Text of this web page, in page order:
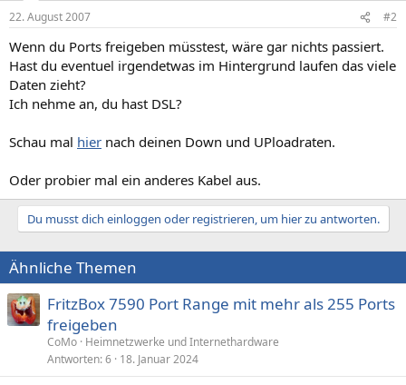
22. August 2007 #2
Wenn du Ports freigeben müsstest, wäre gar nichts passiert.
Hast du eventuel irgendetwas im Hintergrund laufen das viele
Daten zieht?
Ich nehme an, du hast DSL?
Schau mal hier nach deinen Down und UPloadraten.
Oder probier mal ein anderes Kabel aus.
Du musst dich einloggen oder registrieren, um hier zu antworten.
Ähnliche Themen
FritzBox 7590 Port Range mit mehr als 255 Ports
freigeben
CoMo Heimnetzwerke und Internethardware
Antworten 6 18. Januar 2024